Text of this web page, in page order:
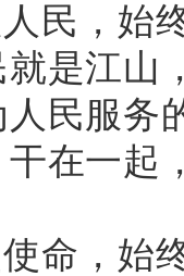
民，始
是江山
民服务
在一起
命，始